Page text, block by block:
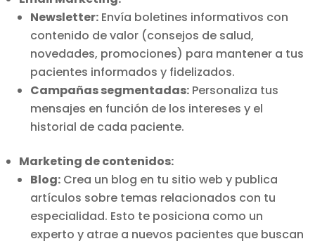
Newsletter: Envía boletines informativos con
contenido de valor (consejos de salud,
novedades, promociones) para mantener a tus
pacientes informados y fidelizados.
Campañas segmentadas: Personaliza tus
mensajes en función de los intereses y el
historial de cada paciente.
Marketing de contenidos:
Blog: Crea un blog en tu sitio web y publica
artículos sobre temas relacionados con tu
especialidad. Esto te posiciona como un
experto y atrae a nuevos pacientes que buscan